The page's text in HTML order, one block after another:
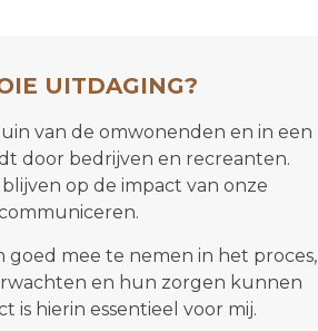
UITDAGING?
van de omwonenden en in een
door bedrijven en recreanten.
op de impact van onze
mee te nemen in het proces,
en hun zorgen kunnen
is hierin essentieel voor mij.